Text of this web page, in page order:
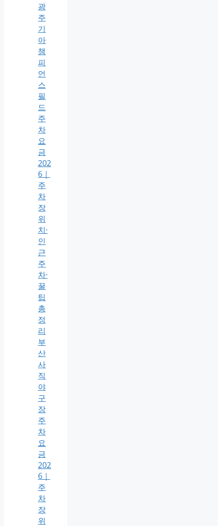
광
주
기
아
챔
피
언
스
필
드
주
차
요
금
202
6｜
주
차
장
위
치·
인
근
주
차·
꿀
팁
총
정
리
부
산
사
직
야
구
장
주
차
요
금
202
6｜
주
차
장
위